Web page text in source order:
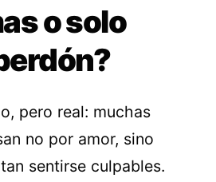
o solo
pero real: muchas
no por amor, sino
sentirse culpables.